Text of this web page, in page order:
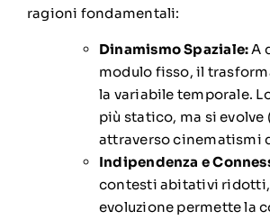
ragioni fondamentali:
Dinamismo Spaziale:A
modulo fisso, il
la variabile temporale.
più statico, ma si
attraverso cinematismi
Indipendenza e
contesti abitativi ridotti,
evoluzione permette la